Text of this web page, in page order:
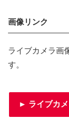
画像リンク
ライブカメラ画
す。
► ライブカ